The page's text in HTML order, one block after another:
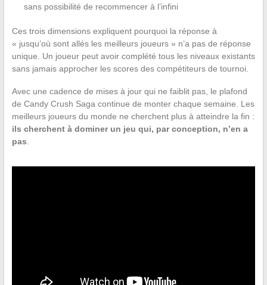
sans possibilité de recommencer à l’infini
Ces trois dimensions expliquent pourquoi la réponse à
« jusqu’où sont allés les meilleurs joueurs » n’a pas de réponse
unique. Un joueur peut avoir complété tous les niveaux existants
sans jamais approcher les scores des compétiteurs de tournoi.
Avec une cadence de mises à jour qui ne faiblit pas, le plafond
de Candy Crush Saga continue de monter chaque semaine. Les
meilleurs joueurs du monde ne cherchent plus à atteindre la fin :
ils cherchent à dominer un jeu qui, par conception, n’en a
pas.